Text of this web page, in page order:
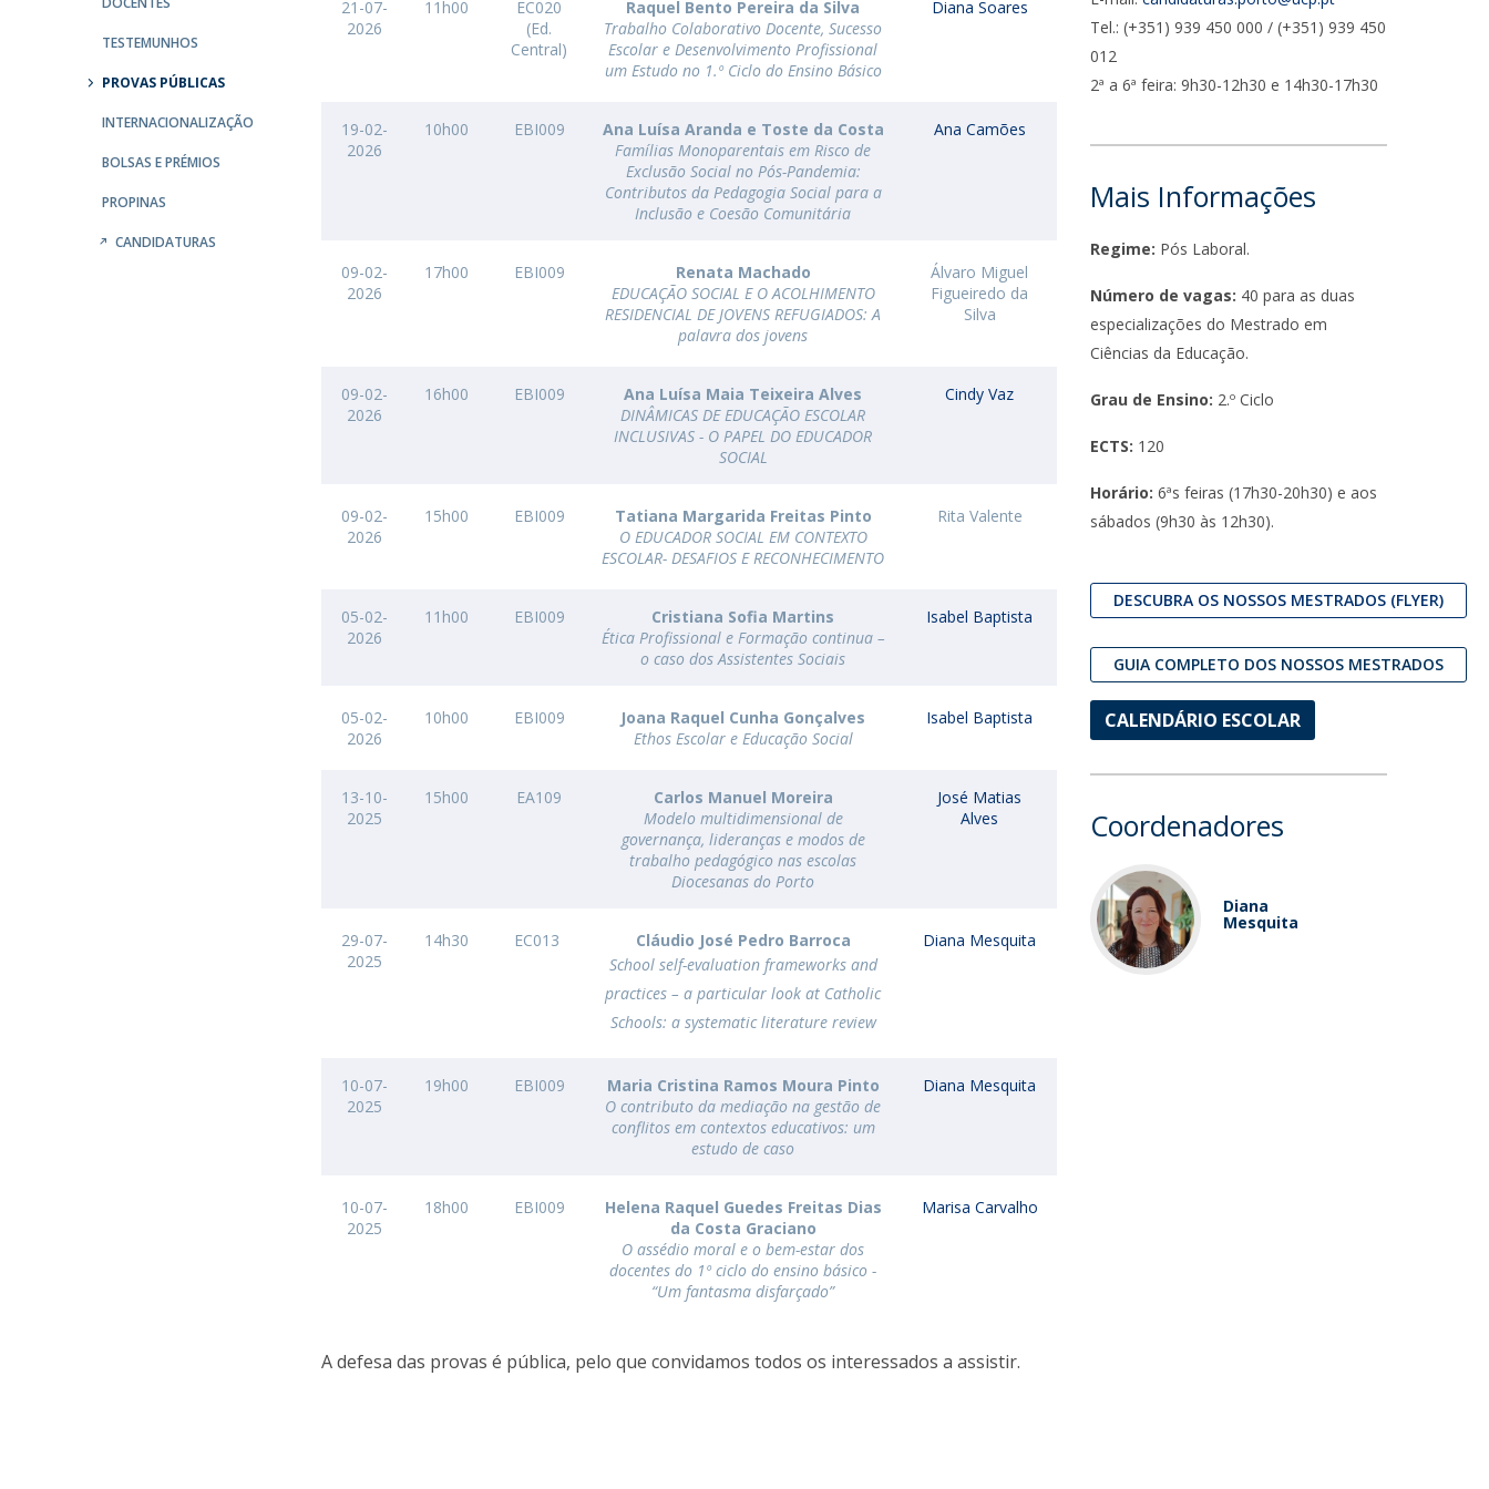
| CEDH
Human Neurobehavioral Laboratory |
HNL
Educação
Iniciativas Nacionais
Alumni
Associação de Antigos Alunos de Psicologia
UDIP
Segurança e Emergência
TESTEMUNHOS
PROVAS PÚBLICAS
INTERNACIONALIZAÇÃO
BOLSAS E PRÉMIOS
PROPINAS
CANDIDATURAS
21-07-
2026
11h00
EC020
(Ed.
Central)
Raquel Bento Pereira da Silva
Trabalho Colaborativo Docente, Sucesso
Escolar e Desenvolvimento Profissional
um Estudo no 1.º Ciclo do Ensino Básico
Diana Soares
19-02-
2026
10h00 EBI009
Ana Luísa Aranda e Toste da Costa
Famílias Monoparentais em Risco de
Exclusão Social no Pós-Pandemia:
Contributos da Pedagogia Social para a
Inclusão e Coesão Comunitária
Ana Camões
09-02-
2026
17h00 EBI009
Renata Machado
EDUCAÇÃO SOCIAL E O ACOLHIMENTO
RESIDENCIAL DE JOVENS REFUGIADOS: A
palavra dos jovens
Álvaro Miguel
Figueiredo da
Silva
09-02-
2026
16h00 EBI009
Ana Luísa Maia Teixeira Alves
DINÂMICAS DE EDUCAÇÃO ESCOLAR
INCLUSIVAS - O PAPEL DO EDUCADOR
SOCIAL
Cindy Vaz
09-02-
2026
15h00 EBI009
Tatiana Margarida Freitas Pinto
O EDUCADOR SOCIAL EM CONTEXTO
ESCOLAR- DESAFIOS E RECONHECIMENTO
Rita Valente
05-02-
2026
11h00 EBI009
Cristiana Sofia Martins
Ética Profissional e Formação continua –
o caso dos Assistentes Sociais
Isabel Baptista
05-02-
2026
10h00 EBI009
Joana Raquel Cunha Gonçalves
Ethos Escolar e Educação Social
Isabel Baptista
13-10-
2025
15h00 EA109
Carlos Manuel Moreira
Modelo multidimensional de
governança, lideranças e modos de
trabalho pedagógico nas escolas
Diocesanas do Porto
José Matias
Alves
29-07-
2025
14h30 EC013
Cláudio José Pedro Barroca
School self-evaluation frameworks and
practices – a particular look at Catholic
Schools: a systematic literature review
Diana Mesquita
10-07-
2025
19h00 EBI009
Maria Cristina Ramos Moura Pinto
O contributo da mediação na gestão de
conflitos em contextos educativos: um
estudo de caso
Diana Mesquita
10-07-
2025
18h00 EBI009
Helena Raquel Guedes Freitas Dias
da Costa Graciano
O assédio moral e o bem-estar dos
docentes do 1º ciclo do ensino básico -
“Um fantasma disfarçado”
Marisa Carvalho
A defesa das provas é pública, pelo que convidamos todos os interessados a assistir.
Tel.: (+351) 939 450 000 / (+351) 939 450
012
2ª a 6ª feira: 9h30-12h30 e 14h30-17h30
Mais Informações
Regime: Pós Laboral.
Número de vagas: 40 para as duas
especializações do Mestrado em
Ciências da Educação.
Grau de Ensino: 2.º Ciclo
ECTS: 120
Horário: 6ªs feiras (17h30-20h30) e aos
sábados (9h30 às 12h30).
DESCUBRA OS NOSSOS MESTRADOS (FLYER)
GUIA COMPLETO DOS NOSSOS MESTRADOS
CALENDÁRIO ESCOLAR
Coordenadores
Diana
Mesquita